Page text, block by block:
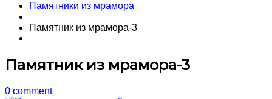
Памятники из мрамора
Памятник из мрамора-3
Памятник из мрамора-3
0 comment